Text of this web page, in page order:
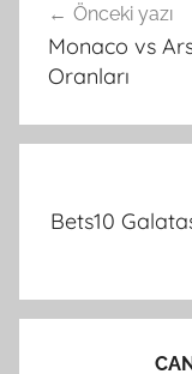
gezinmesi
Önceki yazı
Monaco vs
Oranları
Bets10